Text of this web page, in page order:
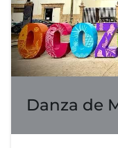
Danza de